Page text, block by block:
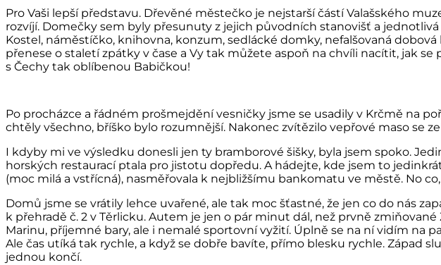
Pro Vaši lepší představu. Dřevěné městečko je nejstarší částí Valašského
rozvíjí. Domečky sem byly přesunuty z jejich původních stanovišť a
Kostel, náměstíčko, knihovna, konzum, sedlácké domky, nefalšovaná
přenese o staletí zpátky v čase a Vy tak můžete aspoň na chvíli nacítit, jak
s Čechy tak oblíbenou Babičkou!
Po procházce a řádném prošmejdění vesničky jsme se usadily v Krčmě na
chtěly všechno, bříško bylo rozumnější. Nakonec zvítězilo vepřové maso se
I kdyby mi ve výsledku donesli jen ty bramborové šišky, byla jsem spoko.
horských restaurací ptala pro jistotu dopředu. A hádejte, kde jsem to
(moc milá a vstřícná), nasměřovala k nejbližšímu bankomatu ve městě. No
Domů jsme se vrátily lehce uvařené, ale tak moc šťastné, že jen co do nás
k přehradě č. 2 v Těrlicku. Autem je jen o pár minut dál, než prvně
Marinu, příjemné bary, ale i nemalé sportovní vyžití. Úplně se na ní vidím na
Ale čas utíká tak rychle, a když se dobře bavíte, přímo blesku rychle. Západ
jednou končí.